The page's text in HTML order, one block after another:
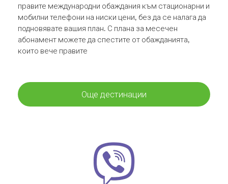
правите международни обаждания към стационарни и
мобилни телефони на ниски цени, без да се налага да
подновявате вашия план. С плана за месечен
абонамент можете да спестите от обажданията,
които вече правите
Още дестинации